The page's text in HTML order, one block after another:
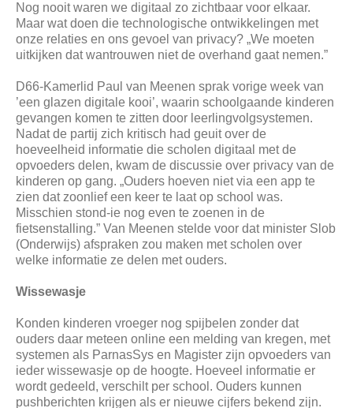
Nog nooit waren we digitaal zo zichtbaar voor elkaar.
Maar wat doen die technologische ontwikkelingen met
onze relaties en ons gevoel van privacy? „We moeten
uitkijken dat wantrouwen niet de overhand gaat nemen.”
D66-Kamerlid Paul van Meenen sprak vorige week van
’een glazen digitale kooi’, waarin schoolgaande kinderen
gevangen komen te zitten door leerlingvolgsystemen.
Nadat de partij zich kritisch had geuit over de
hoeveelheid informatie die scholen digitaal met de
opvoeders delen, kwam de discussie over privacy van de
kinderen op gang. „Ouders hoeven niet via een app te
zien dat zoonlief een keer te laat op school was.
Misschien stond-ie nog even te zoenen in de
fietsenstalling.” Van Meenen stelde voor dat minister Slob
(Onderwijs) afspraken zou maken met scholen over
welke informatie ze delen met ouders.
Wissewasje
Konden kinderen vroeger nog spijbelen zonder dat
ouders daar meteen online een melding van kregen, met
systemen als ParnasSys en Magister zijn opvoeders van
ieder wissewasje op de hoogte. Hoeveel informatie er
wordt gedeeld, verschilt per school. Ouders kunnen
pushberichten krijgen als er nieuwe cijfers bekend zijn.